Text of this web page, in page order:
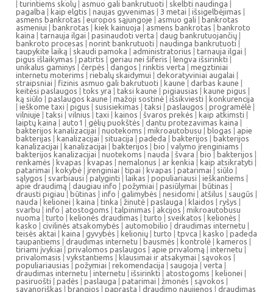
| turintiems skolų | asmuo gali bankrutuoti | skelbti naudinga |
pagalba | kaip elgtis | naujas gyvenimas | 3 metai | išsigelbėjimas |
asmens bankrotas | europos sąjungoje | asmuo gali | bankrotas
asmeniui | bankrotas | kiek kainuoja | asmens bankrotas | bankroto
kaina | tarnauja ilgai | pasinaudoti verta | daug bankrutuojančių |
bankroto procesas | norint bankrutuoti | naudinga bankrutuoti |
taupykite laiką | skaudi pamoka | administratorius | tarnauja ilgai |
pigus išlaikymas | patirtis | geriau nei šiferis | lengva išsirinkti |
unikalus gaminys | čerpės | dangos | rinktis verta | megztiniai
internetu moterims | riebalų skaidymui | dekoratyviniai augalai |
straipsniai | fizinis asmuo gali bakrutuoti | kaune | darbas kaune |
keitėsi paslaugos | toks yra | taksi kaune | pigiausias | kaune pigus |
ką siūlo | paslaugos kaune | mažoji sostinė | išsikviesti | konkurencija
| ieškome taxi | pigus | susisiekimas | taksi | paslaugos | programėlė |
vilniuje | taksi | vilnius | taxi | kainos | švaros prekės | kaip atkimsti |
laiptų kaina | auto1 | gėlių puokštės | dantu protezavimas kaina |
bakterijos kanalizacijai | nuotekoms | mikroautobusu | blogas | apie
bakterijas | kanalizacijai | situacija | padeda | bakterijos | bakterijos
kanalizacijai | kanalizacijai | bakterijos | bio | valymo įrenginiams |
bakterijos kanalizacijai | nuotekoms | nauda | švara |bio | bakterijos |
renkamės | kvapas | kvapas | nemalonus | ar kenkia | kaip atsikratyti |
patarimai | kokybė | įrenginiai | tipai | kvapas | patarimai | siūlo |
sąlygos | svarbiausi |palyginti | laikas | populiariausi | ieškantiems |
apie draudimą | daugiau info | požymiai | pasiūlymai | būtinas |
drausti pigiau| būtinas | info | galimybės | nesidomi | atšilus | saugūs |
nauda | kelionei | kaina | tinka | žinutė | paslauga | klaidos | ryšys |
svarbu | info | atostogoms | talpinimas | akcijos | mikroautobusu
nuoma | turto | kelionės draudimas | turto | sveikatos | kelionės |
kasko | civilinės atsakomybės | automobilio | draudimas internetu |
teisės aktai | kaina | gyvybės | kelionių | turto | tpvca | kasko | padeda
taupantiems | draudimas internetu | bausmės | kontrolė | kameros |
tiriami įvykiai | privalomos paslaugos | apie privalomą | internetu |
privalomasis | vykstantiems | klausimai ir atsakymai | sąvokos |
populiariausias | požymiai | rekomendacija | saugoja | verta |
draudimas internetu | internetu | išsirinkti | atostogoms | kelionei |
pasiruošti | padės | paslauga | patarimai | žmonės | sąvokos |
savanoriškas | brangios | paprasta | draudimo naujienos | draudimas